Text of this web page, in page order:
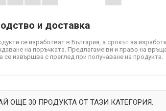
и доставка
се изработват в България, а срокът за
на поръчката. Предлагаме ви и право на
се извършва с преглед при получаване на продукта.
ОЩЕ 30 ПРОДУКТА ОТ ТАЗИ КАТЕГОРИЯ: